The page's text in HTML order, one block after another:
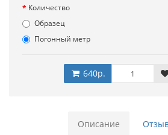
Количество
Образец
Погонный метр
640р.
Описание